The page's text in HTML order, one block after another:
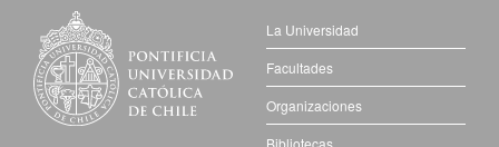
La Universidad
Facultades
Organizaciones
Bibliotecas